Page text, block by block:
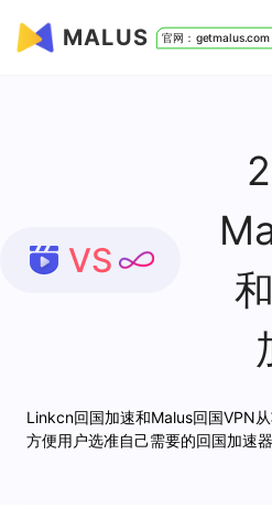
MALUS 官网：getmalus.com
VS
Linkcn回国加速和Malus回国VPN
方便用户选准自己需要的回国加速器